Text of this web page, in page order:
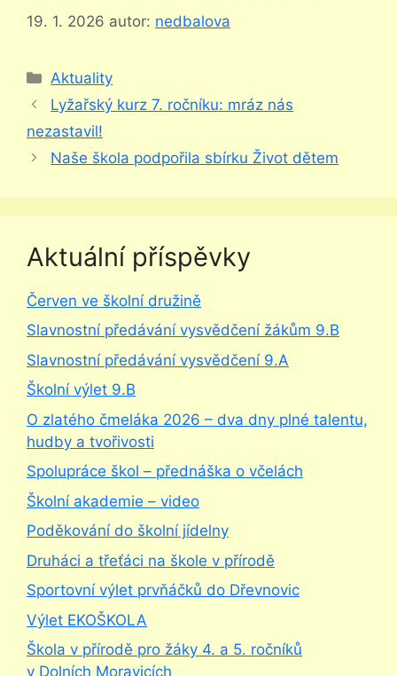
19. 1. 2026 autor: nedbalova
Rubriky
Aktuality
Lyžařský kurz 7. ročníku: mráz nás
nezastavil!
Naše škola podpořila sbírku Život dětem
Aktuální příspěvky
Červen ve školní družině
Slavnostní předávání vysvědčení žákům 9.B
Slavnostní předávání vysvědčení 9.A
Školní výlet 9.B
O zlatého čmeláka 2026 – dva dny plné talentu,
hudby a tvořivosti
Spolupráce škol – přednáška o včelách
Školní akademie – video
Poděkování do školní jídelny
Druháci a třeťáci na škole v přírodě
Sportovní výlet prvňáčků do Dřevnovic
Výlet EKOŠKOLA
Škola v přírodě pro žáky 4. a 5. ročníků
v Dolních Moravicích